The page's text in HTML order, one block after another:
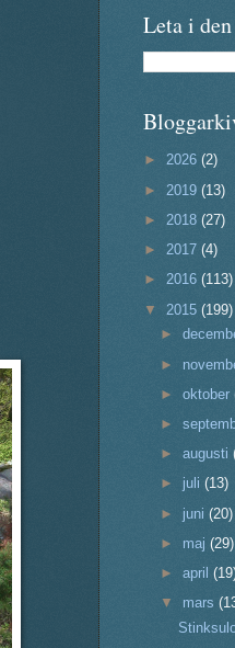
Leta i
► 2026 (2)
► 2019 (13)
► 2018 (27)
► 2017 (4)
► 2016 (113)
▼ 2015 (199)
►
►
►oktober
►
►augusti
► juli(13)
► juni(20)
► maj(29)
►april
▼ mars